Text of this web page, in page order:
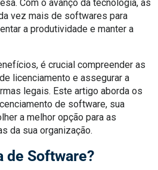
Com o avanço da tecnologia, as
vez mais de softwares para
a produtividade e manter a
é crucial compreender as
licenciamento e assegurar a
legais. Este artigo aborda os
de software, sua
a melhor opção para as
da sua organização.
de Software?